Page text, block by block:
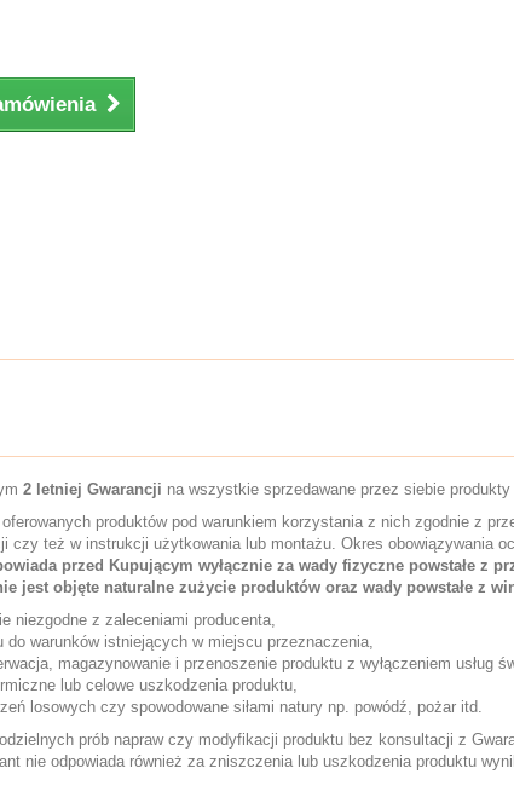
2 letniej Gwarancji na wszystkie sprzedawane przez siebie
oferowanych produktów pod warunkiem korzystania z nich zgodnie z
czy też w instrukcji użytkowania lub montażu. Okres obowiązywania
przed Kupującym wyłącznie za wady fizyczne powstałe z
jest objęte naturalne zużycie produktów oraz wady powstałe z
niezgodne z zaleceniami producenta,
do warunków istniejących w miejscu przeznaczenia,
magazynowanie i przenoszenie produktu z wyłączeniem usług
lub celowe uszkodzenia produktu,
losowych czy spowodowane siłami natury np. powódź, pożar itd.
prób napraw czy modyfikacji produktu bez konsultacji z
nie odpowiada również za zniszczenia lub uszkodzenia produktu